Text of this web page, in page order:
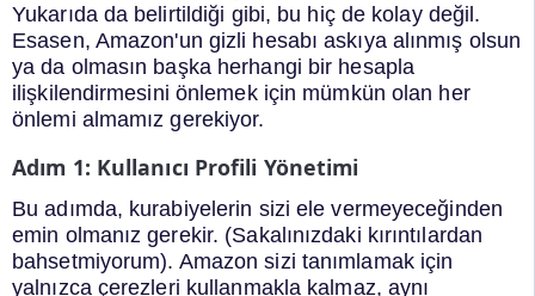
Yukarıda da belirtildiği gibi, bu hiç de kolay değil.
Esasen, Amazon'un gizli hesabı askıya alınmış olsun
ya da olmasın başka herhangi bir hesapla
ilişkilendirmesini önlemek için mümkün olan her
önlemi almamız gerekiyor.
Adım 1: Kullanıcı Profili Yönetimi
Bu adımda, kurabiyelerin sizi ele vermeyeceğinden
emin olmanız gerekir. (Sakalınızdaki kırıntılardan
bahsetmiyorum). Amazon sizi tanımlamak için
yalnızca çerezleri kullanmakla kalmaz, aynı